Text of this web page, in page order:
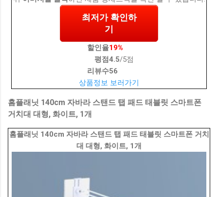
최저가 확인하
기
할인율19%
평점4.5/5점
리뷰수56
상품정보 보러가기
홈플래닛 140cm 자바라 스탠드 탭 패드 태블릿 스마트폰
거치대 대형, 화이트, 1개
홈플래닛 140cm 자바라 스탠드 탭 패드 태블릿 스마트폰 거치
대 대형, 화이트, 1개